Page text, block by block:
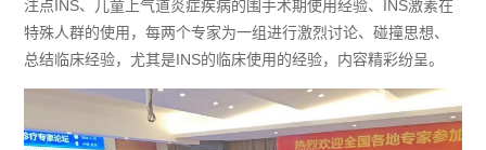
注点INS、儿童上气道炎症疾病的围手术期使用经验、INS激素在
特殊人群的使用，每两个专家为一组进行激烈讨论、碰撞思想、
总结临床经验，尤其是INS的临床使用的经验，内容精彩纷呈。